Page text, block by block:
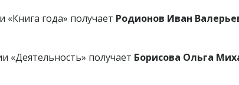
года» получает Родионов Иван
«Деятельность» получает Борисова Ольга